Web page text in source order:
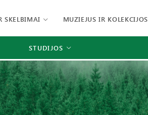
SKELBIMAI MUZIEJUS IR KOLEKCIJOS
STUDIJOS